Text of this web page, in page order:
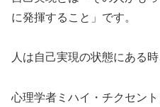
に発揮すること」です。
人は自己実現の状態にある
心理学者ミハイ・チクセン